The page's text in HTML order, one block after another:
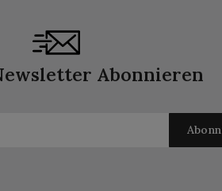
Abonnieren